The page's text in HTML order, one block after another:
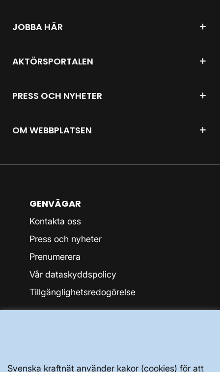
Svenska kraftnät använder kakor (cookies) för att
JOBBA HÄR
AKTÖRSPORTALEN
PRESS OCH NYHETER
OM WEBBPLATSEN
GENVÄGAR
Kontakta oss
Press och nyheter
Prenumerera
Vår dataskyddspolicy
Tillgänglighetsredogörelse